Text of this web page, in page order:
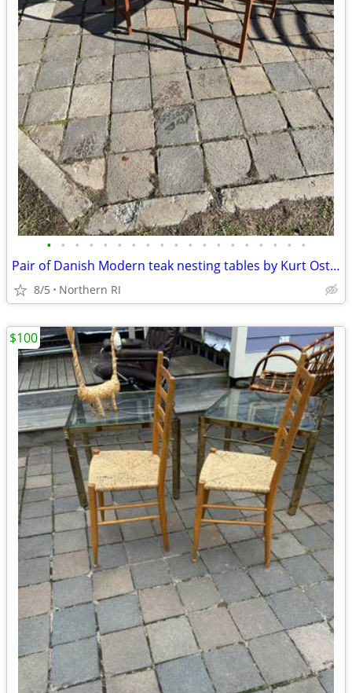
• • • • • • • • • • • • • • • • • • •
Pair of Danish Modern teak nesting tables by Kurt Ostervig A138
8/5 Northern RI
$100